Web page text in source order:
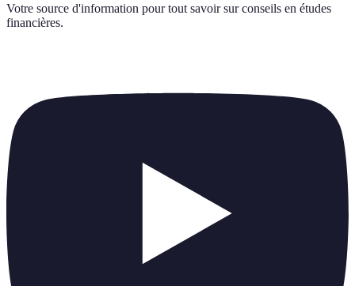
Votre source d'information pour tout savoir sur conseils en études
financières.